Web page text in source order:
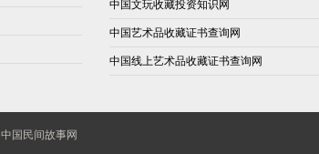
中国文玩收藏投资知识网
中国艺术品收藏证书查询网
中国线上艺术品收藏证书查询网
中国民间故事网